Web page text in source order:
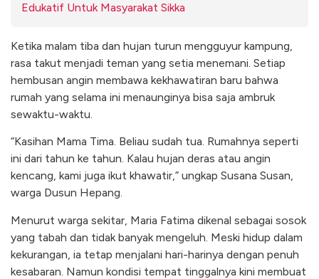
Edukatif Untuk Masyarakat Sikka
Ketika malam tiba dan hujan turun mengguyur kampung,
rasa takut menjadi teman yang setia menemani. Setiap
hembusan angin membawa kekhawatiran baru bahwa
rumah yang selama ini menaunginya bisa saja ambruk
sewaktu-waktu.
“Kasihan Mama Tima. Beliau sudah tua. Rumahnya seperti
ini dari tahun ke tahun. Kalau hujan deras atau angin
kencang, kami juga ikut khawatir,” ungkap Susana Susan,
warga Dusun Hepang.
Menurut warga sekitar, Maria Fatima dikenal sebagai sosok
yang tabah dan tidak banyak mengeluh. Meski hidup dalam
kekurangan, ia tetap menjalani hari-harinya dengan penuh
kesabaran. Namun kondisi tempat tinggalnya kini membuat